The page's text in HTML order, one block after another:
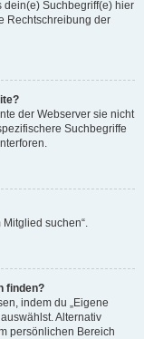
dein(e) Suchbegriff(e) hier
Rechtschreibung der
der Webserver sie nicht
Suchbegriffe
suchen“.
finden?
indem du „Eigene
Alternativ
persönlichen Bereich